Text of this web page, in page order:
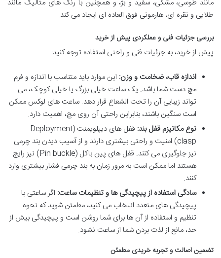
مانند طوسی، مشکی، سفید و بژ، و همچنین با رنگ های متالیک مانند
طلایی و نقره ای، هارمونی فوق العاده ای ایجاد می کند.
بررسی جزئیات فنی و عملکردی پیش از خرید
پیش از خرید، به جزئیات فنی و راحتی استفاده توجه کنید:
اندازه قاب، ضخامت و وزن: این موارد باید متناسب با اندازه و فرم
مچ دست شما باشد. یک ساعت خیلی بزرگ یا خیلی کوچک، می
تواند زیبایی آن را تحت الشعاع قرار دهد. ساعت های لوکس ممکن
است سنگین باشند، بنابراین راحتی آن روی مچ، اهمیت دارد.
نوع مکانیزم قفل بند:
قفل های دیپلویمنت (Deployment
clasp) امنیت و راحتی بیشتری دارند و از آسیب دیدن بند چرمی
نیز جلوگیری می کنند. قفل های پین باکل (Pin buckle) نیز رایج
هستند اما ممکن است به مرور زمان به بند چرمی فشار بیشتری وارد
کنند.
سادگی استفاده از پیچیدگی ها و تنظیمات ساعت: اگر ساعتی با
پیچیدگی های متعدد انتخاب می کنید، مطمئن شوید که نحوه
تنظیم و استفاده از آن ها برای شما روشن است و پیچیدگی بیش از
حد، مانع از لذت بردن شما از ساعت نشود.
تضمین اصالت و تجربه خریدی مطمئن